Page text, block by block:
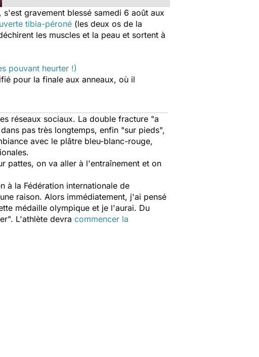
gravement blessé samedi 6 août aux
tibia-péroné (les deux os de la
les muscles et la peau et sortent à
pouvant heurter !)
pour la finale aux anneaux, où il
réseaux sociaux. La double fracture "a
pas très longtemps, enfin "sur pieds",
avec le plâtre bleu-blanc-rouge,
pattes, on va aller à l'entraînement et on
à la Fédération internationale de
raison. Alors immédiatement, j'ai pensé
médaille olympique et je l'aurai. Du
L'athlète devra commencer la